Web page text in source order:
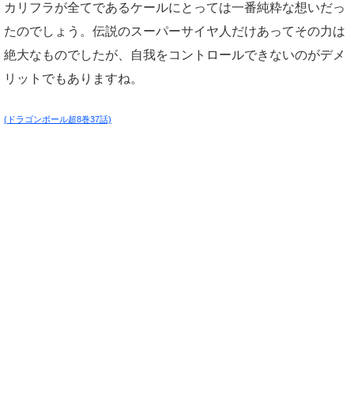
カリフラが全てであるケールにとっては一番純粋な想いだっ
たのでしょう。伝説のスーパーサイヤ人だけあってその力は
絶大なものでしたが、自我をコントロールできないのがデメ
リットでもありますね。
(ドラゴンボール超8巻37話)